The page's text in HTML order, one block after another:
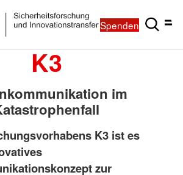
Spenden
K3
im
K3 ist es
zur